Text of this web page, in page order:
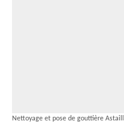
Nettoyage et pose de gouttière